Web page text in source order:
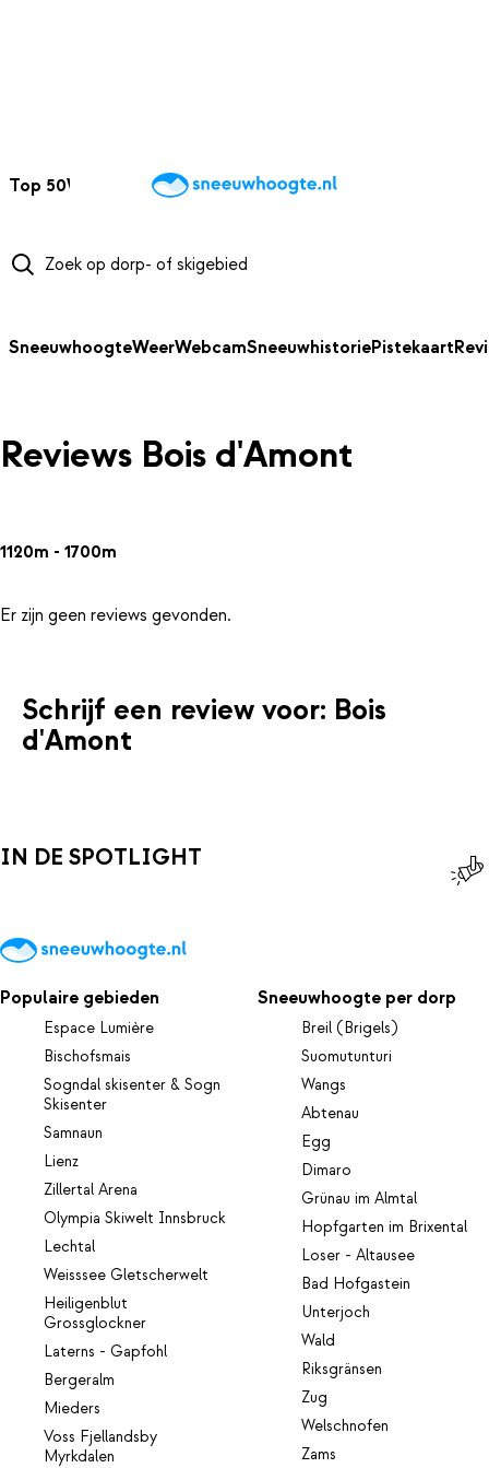
Top 50Webcams WintersportweerKaarten
SneeuwhoogteWeerWebcamSneeuwhistoriePistekaart
Reviews Bois d'Amont
1120m - 1700m
Er zijn geen reviews gevonden.
Schrijf een review voor: Bois
d'Amont
IN DE SPOTLIGHT
Populaire gebieden
Espace Lumière
Bischofsmais
Sogndal skisenter & Sogn
Skisenter
Samnaun
Lienz
Zillertal Arena
Olympia Skiwelt Innsbruck
Lechtal
Weisssee Gletscherwelt
Heiligenblut
Grossglockner
Laterns - Gapfohl
Bergeralm
Mieders
Voss Fjellandsby
Myrkdalen
Sneeuwhoogte per dorp
Breil (Brigels)
Suomutunturi
Wangs
Abtenau
Egg
Dimaro
Grünau im Almtal
Hopfgarten im Brixental
Loser - Altausee
Bad Hofgastein
Unterjoch
Wald
Riksgränsen
Zug
Welschnofen
Zams